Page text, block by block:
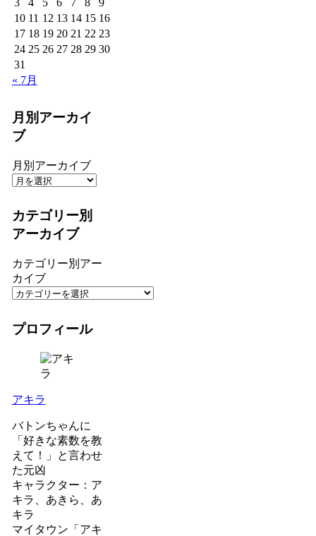
3
4 5 6 7 8
9
10 11 12 13 14 15 16
17 18 19 20 21 22 23
24 25 26 27 28 29 30
31
« 7月
月別アーカイ
ブ
月別アーカイブ
カテゴリー別
アーカイブ
カテゴリー別アー
カイブ
プロフィール
アキラ
バトンちゃんに
「好きな素数を教
えて！」と言わせ
た元凶
キャラクター：ア
キラ、あきら、あ
キラ
マイタウン「アキ